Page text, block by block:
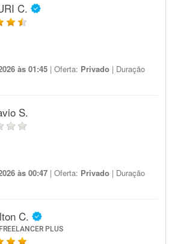
C.
às 01:45 | Oferta: Privado | Duração
S.
às 00:47 | Oferta: Privado | Duração
C.
PLUS